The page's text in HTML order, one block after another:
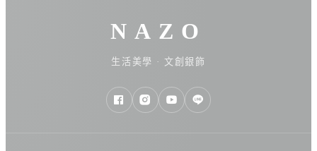
受，潤而不膩的高保濕配方，改善秋冬肌膚乾燥缺水問題，隔天起床
「安達窯」，手作工藝傳承了臺灣陶瓷之美，獨特圓球造型的柔和線
條、英文刻字等細節充滿精緻美感，與各種風格的居家裝潢都搭配，
NAZO
生活美學 · 文創銀飾